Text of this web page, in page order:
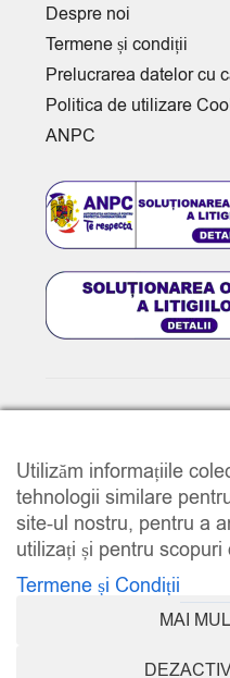
Despre noi
Termene și condiții
Prelucrarea datelor cu
Politica de utilizare
ANPC
Utilizăm informațiile
tehnologii similare
site-ul nostru, pentru a
utilizați și pentru
Termene și Condiții
MAI